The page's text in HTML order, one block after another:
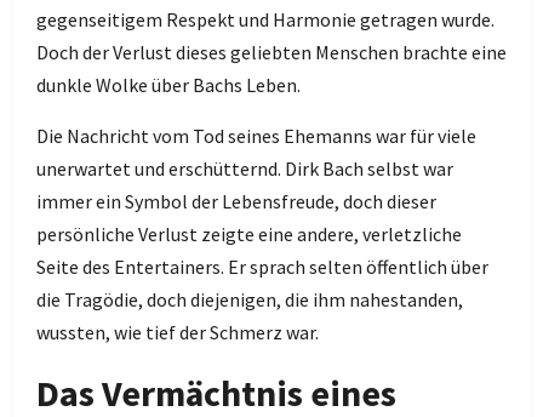
gegenseitigem Respekt und Harmonie getragen wurde.
Doch der Verlust dieses geliebten Menschen brachte eine
dunkle Wolke über Bachs Leben.
Die Nachricht vom Tod seines Ehemanns war für viele
unerwartet und erschütternd. Dirk Bach selbst war
immer ein Symbol der Lebensfreude, doch dieser
persönliche Verlust zeigte eine andere, verletzliche
Seite des Entertainers. Er sprach selten öffentlich über
die Tragödie, doch diejenigen, die ihm nahestanden,
wussten, wie tief der Schmerz war.
Das Vermächtnis eines